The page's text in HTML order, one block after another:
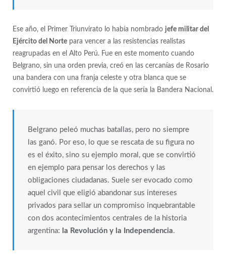
Ese año, el Primer Triunvirato lo había nombrado jefe militar del
Ejército del Nortepara vencer a las resistencias realistas
reagrupadas en el Alto Perú. Fue en este momento cuando
Belgrano, sin una orden previa, creó en las cercanías de Rosario
una bandera con una franja celeste y otra blanca que se
convirtió luego en referencia de la que sería la Bandera Nacional.
Belgrano peleó muchas batallas, pero no siempre
las ganó. Por eso, lo que se rescata de su figura no
es el éxito, sino su ejemplo moral, que se convirtió
en ejemplo para pensar los derechos y las
obligaciones ciudadanas. Suele ser evocado como
aquel civil que eligió abandonar sus intereses
privados para sellar un compromiso inquebrantable
con dos acontecimientos centrales de la historia
argentina: la Revolución y la Independencia.